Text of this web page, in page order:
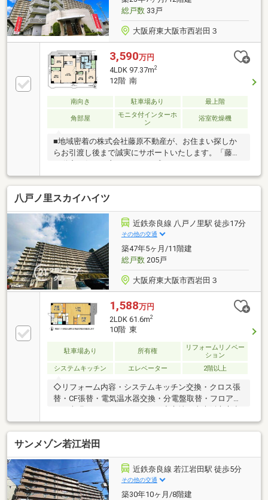
総戸数33戸
大阪府東大阪市西岩田３
3,590万円
4LDK 97.37m2
12階 南
南向き 駐車場あり 最上階
角部屋
モニタ付インターホ
ン
浴室乾燥機
■地域密着の株式会社藤原不動産が、お住まい探しか
らお引渡し後まで誠実にサポートいたします。「藤原
一人ひとりのお客様に寄り添ったご提案を心掛けてい
ます。■住宅ローン相談無料！提携金融機関多数。お
借入れやお車のローンなどがある方も、おまとめロー
ンを含め最適な資金計画をご提案いたします。■住宅
購入・住み替え・売却までワンストップで対応。資金
計画や住宅ローンに不安のある方、他社で審査が難し
かった方もお気軽にご相談ください。無理のない返済
計画を一緒に考え、安心して新生活を迎えられるよう
全力でサポートいたします。
八戸ノ里スカイハイツ
近鉄奈良線 八戸ノ里駅 徒歩17分
その他の交通
築47年5ヶ月/11階建
総戸数205戸
大阪府東大阪市西岩田３
1,588万円
2LDK 61.6m2
10階 東
駐車場あり 所有権
リフォームリノベー
ション
システムキッチン
エレベーター 2階以上
◇リフォーム内容・システムキッチン交換・クロス張
替・CF張替・電気温水器交換・分電盤取替・フロアタ
岐部小学校まで徒歩約5分・東大阪市立意岐部中学校
まで徒歩約6分◆◇弊社が選ばれる理由◆◇１．お金
の扱い方のプロ、ファイナンシャルプランナーが資金
計画をサポート！２．買い替えなどにも対応できる売
却専門チームあり！３．たくさんの銀行と繋がりがあ
るため、最も低金利になるように審査が可能！弊社は
専門家同士が連携をとっているため、より多くの知見
サンメゾン若江岩田
近鉄奈良線 若江岩田駅 徒歩5分
その他の交通
築30年10ヶ月/8階建